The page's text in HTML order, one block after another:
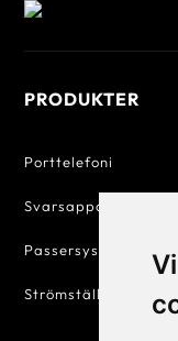
PRODUKTER
Porttelefoni
Svarsapparater
Passersystem
Strömställare &